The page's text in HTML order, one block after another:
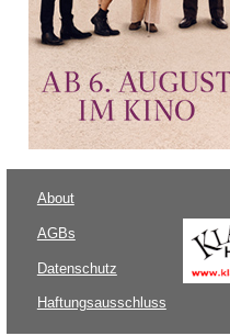
About
AGBs
Datenschutz
Haftungsausschluss